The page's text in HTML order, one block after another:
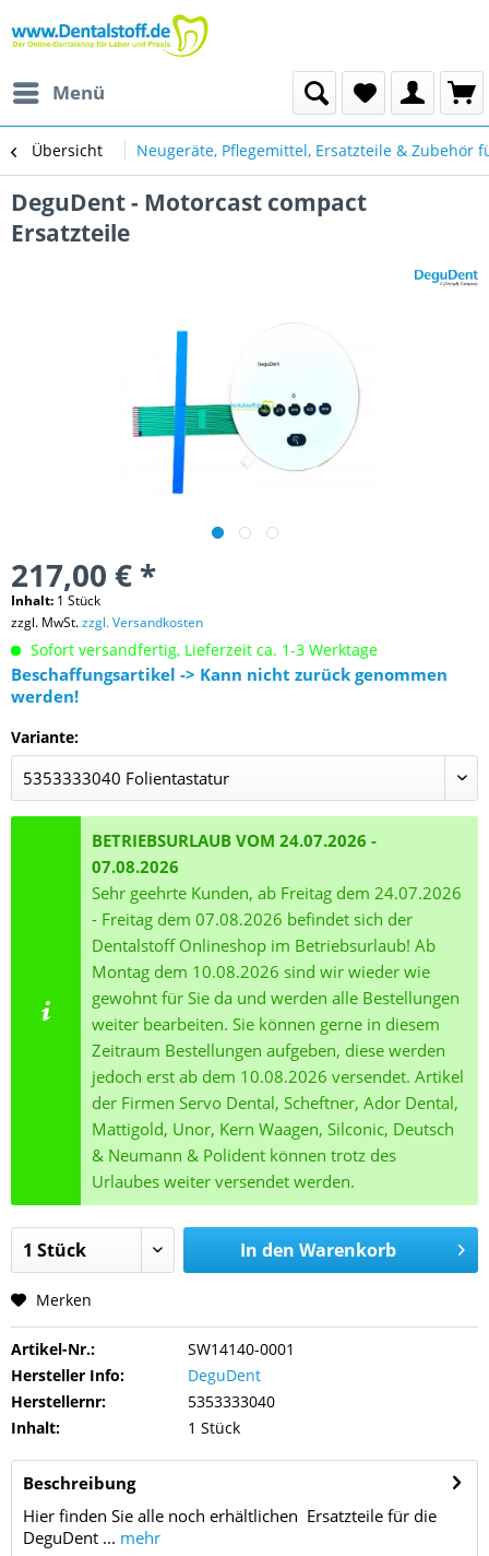
Menü
Übersicht Neugeräte, Pflegemittel, Ersatzteile & Zubehör
DeguDent - Motorcast compact
Ersatzteile
217,00 € *
Inhalt: 1 Stück
zzgl. MwSt.zzgl. Versandkosten
Sofort versandfertig, Lieferzeit ca. 1-3 Werktage
Beschaffungsartikel -> Kann nicht zurück genommen
werden!
Variante:
BETRIEBSURLAUB VOM 24.07.2026 -
07.08.2026
Sehr geehrte Kunden, ab Freitag dem 24.07.2026
- Freitag dem 07.08.2026 befindet sich der
Dentalstoff Onlineshop im Betriebsurlaub! Ab
Montag dem 10.08.2026 sind wir wieder wie
gewohnt für Sie da und werden alle Bestellungen
weiter bearbeiten. Sie können gerne in diesem
Zeitraum Bestellungen aufgeben, diese werden
jedoch erst ab dem 10.08.2026 versendet. Artikel
der Firmen Servo Dental, Scheftner, Ador Dental,
Mattigold, Unor, Kern Waagen, Silconic, Deutsch
& Neumann & Polident können trotz des
Urlaubes weiter versendet werden.
In den Warenkorb
Merken
Artikel-Nr.:
SW14140-0001
Hersteller Info:
DeguDent
Herstellernr:
5353333040
Inhalt:
1 Stück
Beschreibung
Hier finden Sie alle noch erhältlichen Ersatzteile für die
DeguDent ... mehr